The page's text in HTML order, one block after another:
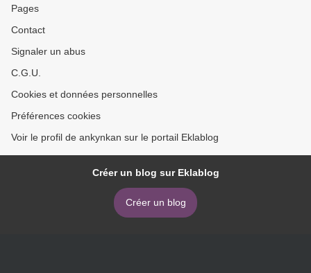
Pages
Contact
Signaler un abus
C.G.U.
Cookies et données personnelles
Préférences cookies
Voir le profil de ankynkan sur le portail Eklablog
Créer un blog sur Eklablog
Créer un blog